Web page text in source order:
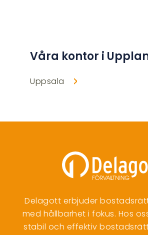
Våra kontor i
Uppsala
Delagott erbjuder
med hållbarhet i fokus. Hos
stabil och effektiv